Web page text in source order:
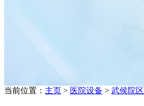
当前位置： 主页 > 医院设备 > 武侯院区